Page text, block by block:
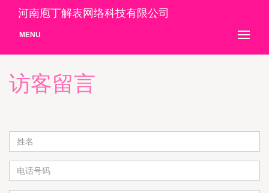
河南庖丁解表网络科技有限公司
MENU
访客留言